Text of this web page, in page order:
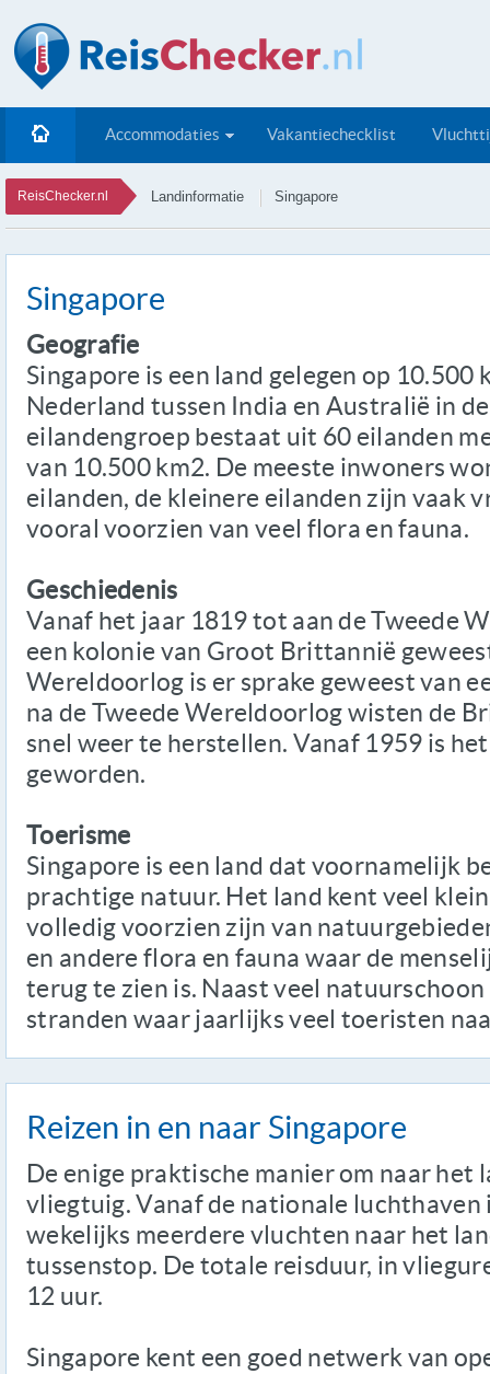
Accommodaties Vakantiechecklist
ReisChecker.nl Landinformatie Singapore
Singapore
Geografie
Singapore is een land gelegen op
Nederland tussen India en Australië in
eilandengroep bestaat uit 60 eilanden
van 10.500 km2. De meeste inwoners
eilanden, de kleinere eilanden zijn vaak
vooral voorzien van veel flora en fauna.
Geschiedenis
Vanaf het jaar 1819 tot aan de Tweede
een kolonie van Groot Brittannië
Wereldoorlog is er sprake geweest van
na de Tweede Wereldoorlog wisten de
snel weer te herstellen. Vanaf 1959 is
geworden.
Toerisme
Singapore is een land dat voornamelijk
prachtige natuur. Het land kent veel
volledig voorzien zijn van
en andere flora en fauna waar de
terug te zien is. Naast veel
stranden waar jaarlijks veel toeristen
Reizen in en naar Singapore
De enige praktische manier om naar het
vliegtuig. Vanaf de nationale
wekelijks meerdere vluchten naar het
tussenstop. De totale reisduur, in
12 uur.
Singapore kent een goed netwerk van